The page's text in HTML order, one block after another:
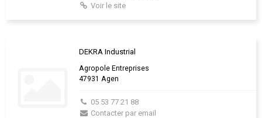
Voir le site
DEKRA Industrial
Agropole Entreprises
47931 Agen
05 53 77 21 88
Contacter par email